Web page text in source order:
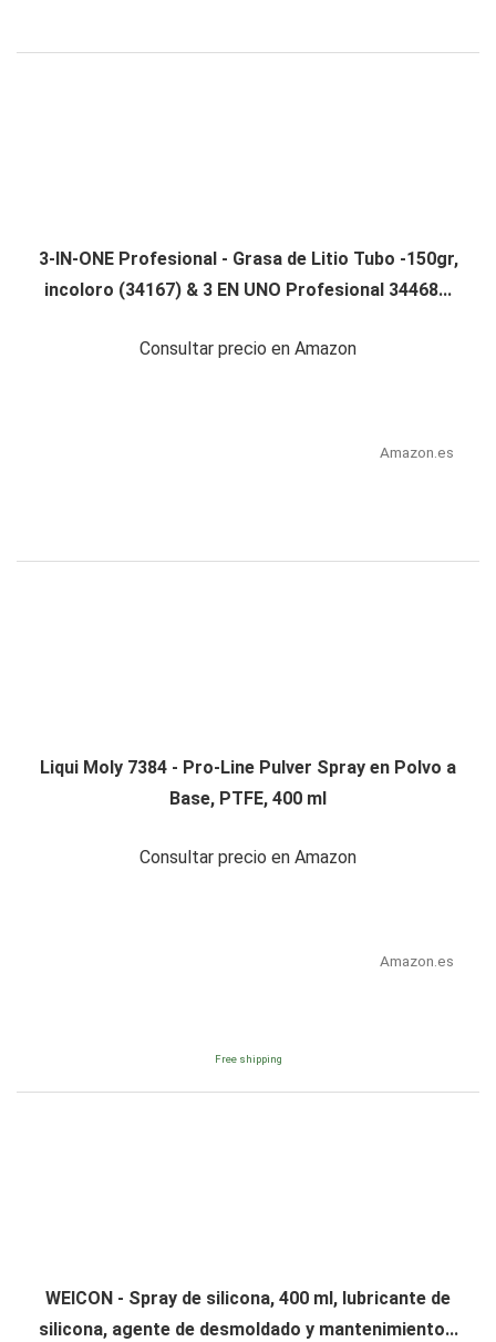
3-IN-ONE Profesional - Grasa de Litio Tubo -150gr,
incoloro (34167) & 3 EN UNO Profesional 34468...
Consultar precio en Amazon
Amazon.es
Liqui Moly 7384 - Pro-Line Pulver Spray en Polvo a
Base, PTFE, 400 ml
Consultar precio en Amazon
Amazon.es
Free shipping
WEICON - Spray de silicona, 400 ml, lubricante de
silicona, agente de desmoldado y mantenimiento...